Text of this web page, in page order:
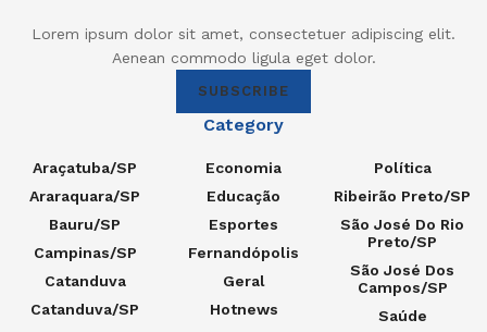
Lorem ipsum dolor sit amet, consectetuer adipiscing elit.
Aenean commodo ligula eget dolor.
SUBSCRIBE
Category
Araçatuba/SP
Araraquara/SP
Bauru/SP
Campinas/SP
Catanduva
Catanduva/SP
Economia
Educação
Esportes
Fernandópolis
Geral
Hotnews
Política
Ribeirão Preto/SP
São José Do Rio
Preto/SP
São José Dos
Campos/SP
Saúde